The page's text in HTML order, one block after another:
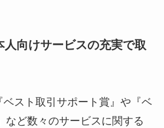
向けサービスの充実で取
スト取引サポート賞』や『ベ
など数々のサービスに関する